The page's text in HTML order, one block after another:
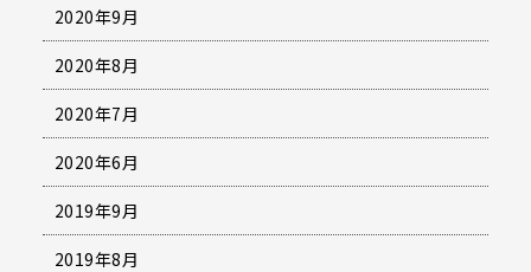
2020年9月
2020年8月
2020年7月
2020年6月
2019年9月
2019年8月